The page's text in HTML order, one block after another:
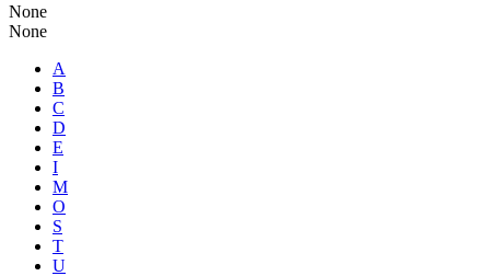
None
None
A
B
C
D
E
I
M
O
S
T
U